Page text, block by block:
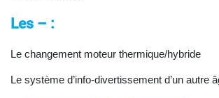
Les – :
Le changement moteur thermique/hybride
Le système d’info-divertissement d’un autre